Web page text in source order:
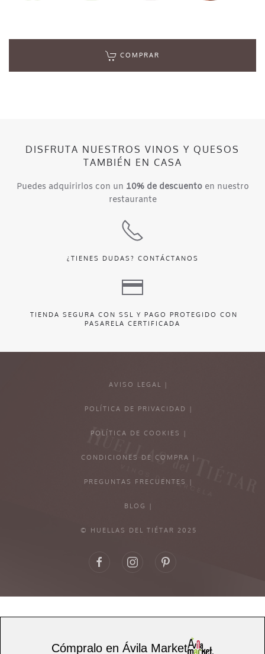
COMPRAR
Cómpralo en Ávila Market
DISFRUTA NUESTROS VINOS Y QUESOS
TAMBIÉN EN CASA
Puedes adquirirlos con un 10% de descuentoen nuestro
restaurante
¿TIENES DUDAS? CONTÁCTANOS
TIENDA SEGURA CON SSL Y PAGO PROTEGIDO CON
PASARELA CERTIFICADA
AVISO LEGAL |
POLÍTICA DE PRIVACIDAD |
POLÍTICA DE COOKIES |
CONDICIONES DE COMPRA |
PREGUNTAS FRECUENTES |
BLOG |
© HUELLAS DEL TIÉTAR 2025